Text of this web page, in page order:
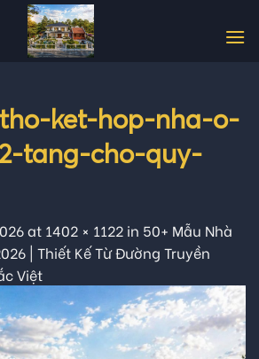
ket-hop-nha-o-
tang-cho-quy-
at 1402 × 1122 in 50+ Mẫu Nhà
| Thiết Kế Từ Đường Truyền
Việt